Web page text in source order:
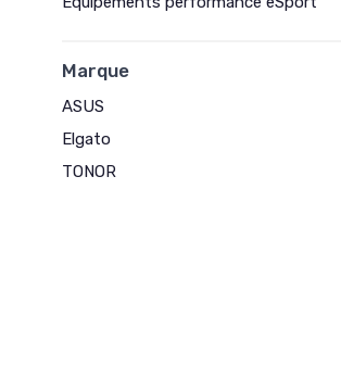
Marque
ASUS
Elgato
TONOR